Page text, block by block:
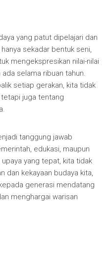
yang patut dipelajari dan
sekadar bentuk seni,
mengekspresikan nilai-nilai
selama ribuan tahun.
setiap gerakan, kita tidak
juga tentang
tanggung jawab
edukasi, maupun
yang tepat, kita tidak
dan kekayaan budaya kita,
generasi mendatang
menghargai warisan